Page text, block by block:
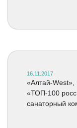
16.11.2017
«Алтай-
«ТОП-100
санаторный